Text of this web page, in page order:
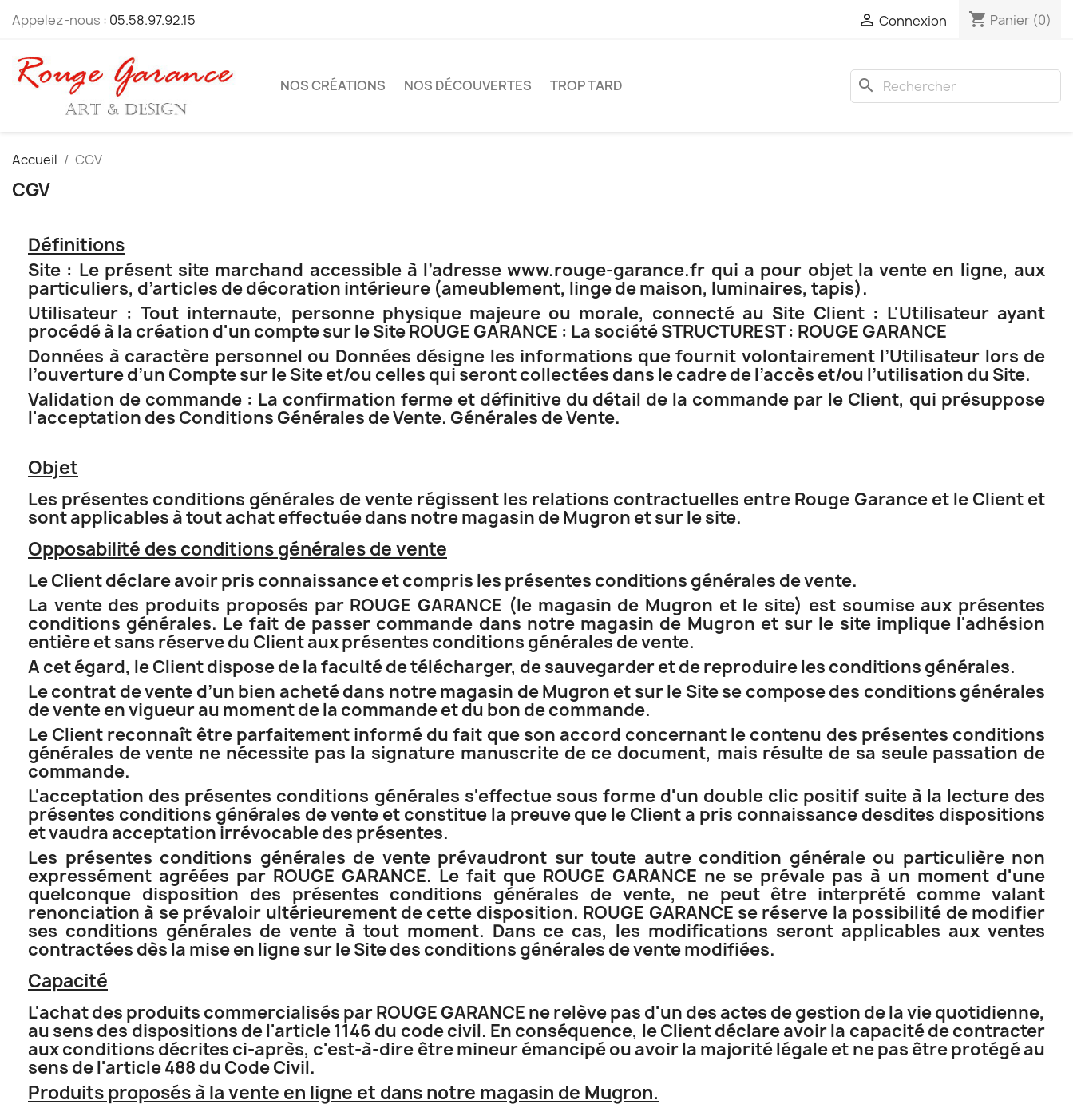
Appelez-nous : 05.58.97.92.15  Connexion shopping_cart Panier (0)
NOS CRÉATIONS NOS DÉCOUVERTES TROP TARD search
Accueil CGV
CGV
Définitions
Site : Le présent site marchand accessible à l’adresse www.rouge-garance.fr qui a pour objet la vente en ligne, aux
particuliers, d’articles de décoration intérieure (ameublement, linge de maison, luminaires, tapis).
Utilisateur : Tout internaute, personne physique majeure ou morale, connecté au Site Client : L'Utilisateur ayant
procédé à la création d'un compte sur le Site ROUGE GARANCE : La société STRUCTUREST : ROUGE GARANCE
Données à caractère personnel ou Données désigne les informations que fournit volontairement l’Utilisateur lors de
l’ouverture d’un Compte sur le Site et/ou celles qui seront collectées dans le cadre de l’accès et/ou l’utilisation du Site.
Validation de commande : La confirmation ferme et définitive du détail de la commande par le Client, qui présuppose
l'acceptation des Conditions Générales de Vente. Générales de Vente.
Objet
Les présentes conditions générales de vente régissent les relations contractuelles entre Rouge Garance et le Client et
sont applicables à tout achat effectuée dans notre magasin de Mugron et sur le site.
Opposabilité des conditions générales de vente
Le Client déclare avoir pris connaissance et compris les présentes conditions générales de vente.
La vente des produits proposés par ROUGE GARANCE (le magasin de Mugron et le site) est soumise aux présentes
conditions générales. Le fait de passer commande dans notre magasin de Mugron et sur le site implique l'adhésion
entière et sans réserve du Client aux présentes conditions générales de vente.
A cet égard, le Client dispose de la faculté de télécharger, de sauvegarder et de reproduire les conditions générales.
Le contrat de vente d’un bien acheté dans notre magasin de Mugron et sur le Site se compose des conditions générales
de vente en vigueur au moment de la commande et du bon de commande.
Le Client reconnaît être parfaitement informé du fait que son accord concernant le contenu des présentes conditions
générales de vente ne nécessite pas la signature manuscrite de ce document, mais résulte de sa seule passation de
commande.
L'acceptation des présentes conditions générales s'effectue sous forme d'un double clic positif suite à la lecture des
présentes conditions générales de vente et constitue la preuve que le Client a pris connaissance desdites dispositions
et vaudra acceptation irrévocable des présentes.
Les présentes conditions générales de vente prévaudront sur toute autre condition générale ou particulière non
expressément agréées par ROUGE GARANCE. Le fait que ROUGE GARANCE ne se prévale pas à un moment d'une
quelconque disposition des présentes conditions générales de vente, ne peut être interprété comme valant
renonciation à se prévaloir ultérieurement de cette disposition. ROUGE GARANCE se réserve la possibilité de modifier
ses conditions générales de vente à tout moment. Dans ce cas, les modifications seront applicables aux ventes
contractées dès la mise en ligne sur le Site des conditions générales de vente modifiées.
Capacité
L'achat des produits commercialisés par ROUGE GARANCE ne relève pas d'un des actes de gestion de la vie quotidienne,
au sens des dispositions de l'article 1146 du code civil. En conséquence, le Client déclare avoir la capacité de contracter
aux conditions décrites ci-après, c'est-à-dire être mineur émancipé ou avoir la majorité légale et ne pas être protégé au
sens de l'article 488 du Code Civil.
Produits proposés à la vente en ligne et dans notre magasin de Mugron.